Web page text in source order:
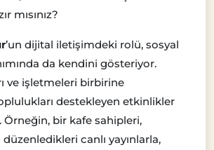
mısınız?
’un dijital iletişimdeki rolü, sosyal
da kendini gösteriyor.
ve işletmeleri birbirine
destekleyen etkinlikler
Örneğin, bir kafe sahipleri,
canlı yayınlarla,